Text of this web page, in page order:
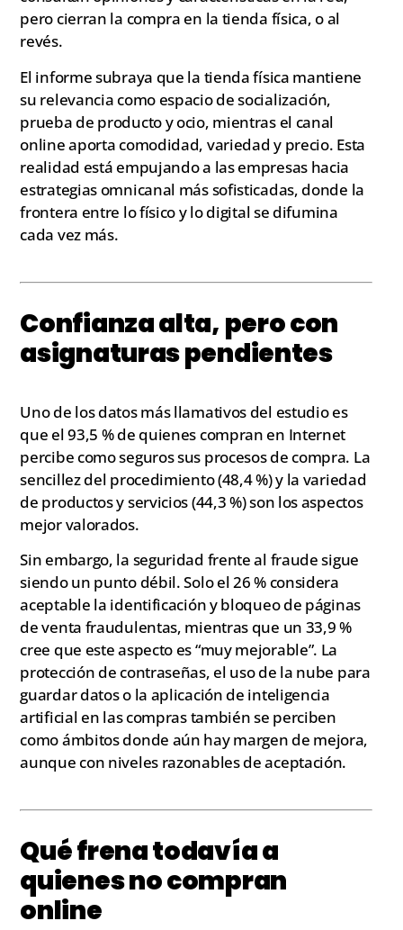
pero cierran la compra en la tienda física, o al
revés.
El informe subraya que la tienda física mantiene
su relevancia como espacio de socialización,
prueba de producto y ocio, mientras el canal
online aporta comodidad, variedad y precio. Esta
realidad está empujando a las empresas hacia
estrategias omnicanal más sofisticadas, donde la
frontera entre lo físico y lo digital se difumina
cada vez más.
Confianza alta, pero con
asignaturas pendientes
Uno de los datos más llamativos del estudio es
que el 93,5 % de quienes compran en Internet
percibe como seguros sus procesos de compra. La
sencillez del procedimiento (48,4 %) y la variedad
de productos y servicios (44,3 %) son los aspectos
mejor valorados.
Sin embargo, la seguridad frente al fraude sigue
siendo un punto débil. Solo el 26 % considera
aceptable la identificación y bloqueo de páginas
de venta fraudulentas, mientras que un 33,9 %
cree que este aspecto es “muy mejorable”. La
protección de contraseñas, el uso de la nube para
guardar datos o la aplicación de inteligencia
artificial en las compras también se perciben
como ámbitos donde aún hay margen de mejora,
aunque con niveles razonables de aceptación.
Qué frena todavía a
quienes no compran
online